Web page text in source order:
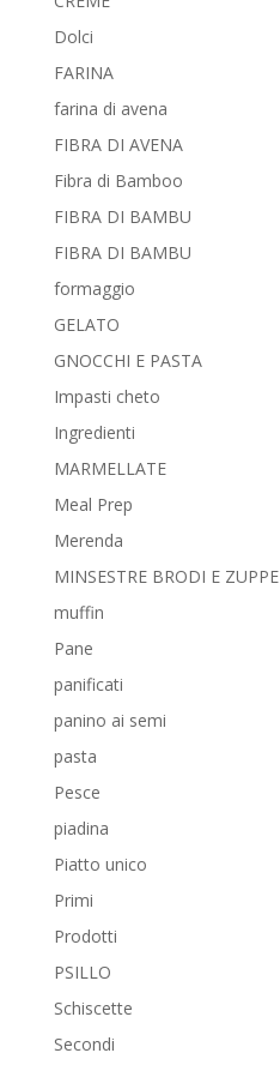
Dolci
FARINA
farina di avena
FIBRA DI AVENA
Fibra di Bamboo
FIBRA DI BAMBU
FIBRA DI BAMBU
formaggio
GELATO
GNOCCHI E PASTA
Impasti cheto
Ingredienti
MARMELLATE
Meal Prep
Merenda
MINSESTRE BRODI E ZUPPE
muffin
Pane
panificati
panino ai semi
pasta
Pesce
piadina
Piatto unico
Primi
Prodotti
PSILLO
Schiscette
Secondi